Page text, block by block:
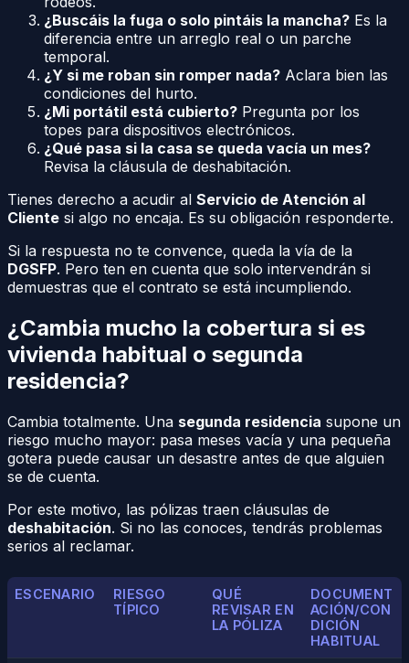
¿Buscáis la fuga o solo pintáis la mancha? Es la
diferencia entre un arreglo real o un parche
temporal.
¿Y si me roban sin romper nada? Aclara bien las
condiciones del hurto.
¿Mi portátil está cubierto? Pregunta por los
topes para dispositivos electrónicos.
¿Qué pasa si la casa se queda vacía un mes?
Revisa la cláusula de deshabitación.
Tienes derecho a acudir al Servicio de Atención al
Cliente si algo no encaja. Es su obligación responderte.
Si la respuesta no te convence, queda la vía de la
DGSFP. Pero ten en cuenta que solo intervendrán si
demuestras que el contrato se está incumpliendo.
¿Cambia mucho la cobertura si es
vivienda habitual o segunda
residencia?
Cambia totalmente. Una segunda residencia supone un
riesgo mucho mayor: pasa meses vacía y una pequeña
gotera puede causar un desastre antes de que alguien
se de cuenta.
Por este motivo, las pólizas traen cláusulas de
deshabitación. Si no las conoces, tendrás problemas
serios al reclamar.
ESCENARIO
RIESGO
TÍPICO
QUÉ
REVISAR EN
LA PÓLIZA
DOCUMENT
ACIÓN/CON
DICIÓN
HABITUAL